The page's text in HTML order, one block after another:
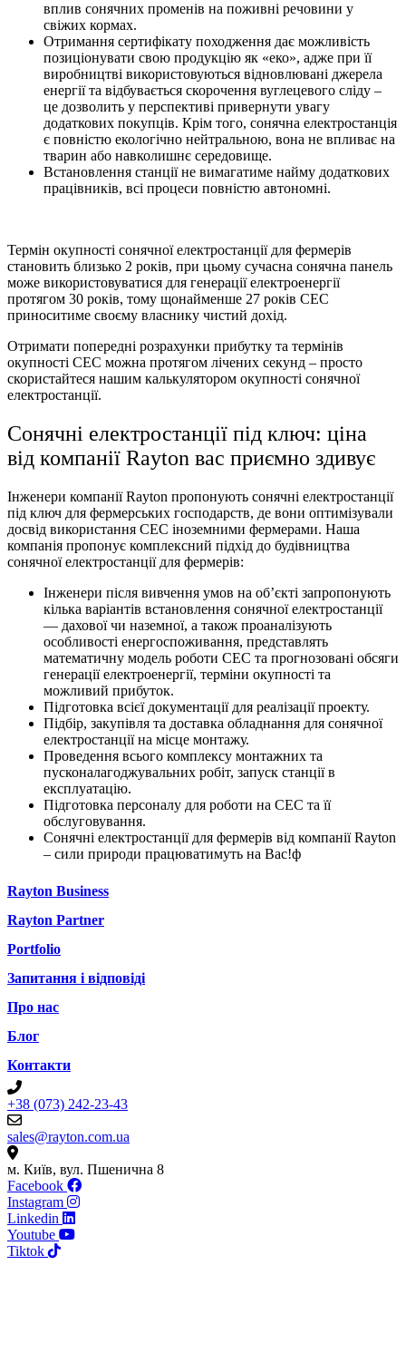
вплив сонячних променів на поживні речовини у
свіжих кормах.
Отримання сертифікату походження дає можливість
позиціонувати свою продукцію як «еко», адже при її
виробництві використовуються відновлювані джерела
енергії та відбувається скорочення вуглецевого сліду –
це дозволить у перспективі привернути увагу
додаткових покупців. Крім того, сонячна електростанція
є повністю екологічно нейтральною, вона не впливає на
тварин або навколишнє середовище.
Встановлення станції не вимагатиме найму додаткових
працівників, всі процеси повністю автономні.
Термін окупності сонячної електростанції для фермерів
становить близько 2 років, при цьому сучасна сонячна панель
може використовуватися для генерації електроенергії
протягом 30 років, тому щонайменше 27 років СЕС
приноситиме своєму власнику чистий дохід.
Отримати попередні розрахунки прибутку та термінів
окупності СЕС можна протягом лічених секунд – просто
скористайтеся нашим калькулятором окупності сонячної
електростанції.
Сонячні електростанції під ключ: ціна
від компанії Rayton вас приємно здивує
Інженери компанії Rayton пропонують сонячні електростанції
під ключ для фермерських господарств, де вони оптимізували
досвід використання СЕС іноземними фермерами. Наша
компанія пропонує комплексний підхід до будівництва
сонячної електростанції для фермерів:
Інженери після вивчення умов на об’єкті запропонують
кілька варіантів встановлення сонячної електростанції
— дахової чи наземної, а також проаналізують
особливості енергоспоживання, представлять
математичну модель роботи СЕС та прогнозовані обсяги
генерації електроенергії, терміни окупності та
можливий прибуток.
Підготовка всієї документації для реалізації проекту.
Підбір, закупівля та доставка обладнання для сонячної
електростанції на місце монтажу.
Проведення всього комплексу монтажних та
пусконалагоджувальних робіт, запуск станції в
експлуатацію.
Підготовка персоналу для роботи на СЕС та її
обслуговування.
Сонячні електростанції для фермерів від компанії Rayton
– сили природи працюватимуть на Вас!ф
Rayton Business
Rayton Partner
Portfolio
Запитання і відповіді
Про нас
Блог
Контакти
+38 (073) 242-23-43
sales@rayton.com.ua
м. Київ, вул. Пшенична 8
Facebook
Instagram
Linkedin
Youtube
Tiktok